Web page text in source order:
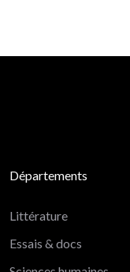
Départements
Littérature
Essais & docs